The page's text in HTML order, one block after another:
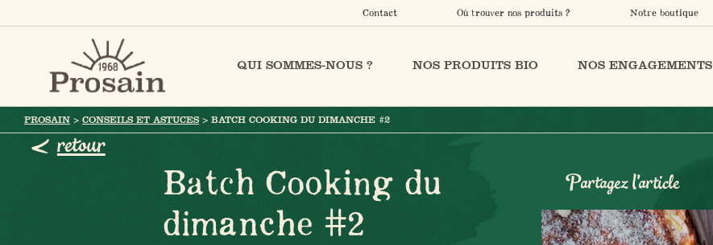
Contact Où trouver nos produits ? Notre boutique
QUI SOMMES-NOUS ? NOS PRODUITS BIO NOS ENGAGEMENTS
PROSAIN > CONSEILS ET ASTUCES > BATCH COOKING DU DIMANCHE #2
retour
Batch Cooking du
dimanche #2
Partagez l'article